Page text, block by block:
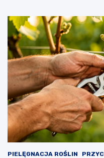
PIELĘGNACJA ROŚLIN